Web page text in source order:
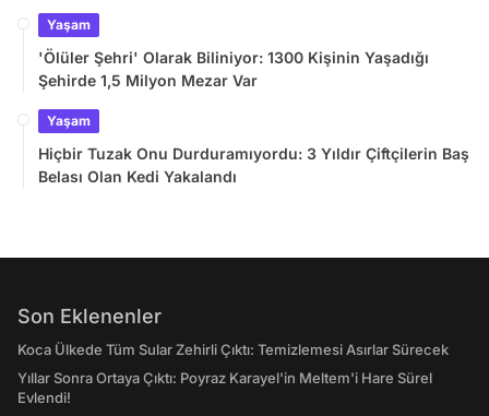
Yaşam
'Ölüler Şehri' Olarak Biliniyor: 1300 Kişinin Yaşadığı
Şehirde 1,5 Milyon Mezar Var
Yaşam
Hiçbir Tuzak Onu Durduramıyordu: 3 Yıldır Çiftçilerin Baş
Belası Olan Kedi Yakalandı
Son Eklenenler
Koca Ülkede Tüm Sular Zehirli Çıktı: Temizlemesi Asırlar Sürecek
Yıllar Sonra Ortaya Çıktı: Poyraz Karayel'in Meltem'i Hare Sürel
Evlendi!